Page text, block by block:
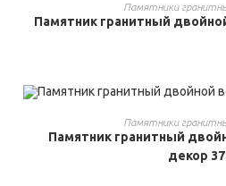
Памятники
Памятник гранитный
Памятники
Памятник гранитный
декор